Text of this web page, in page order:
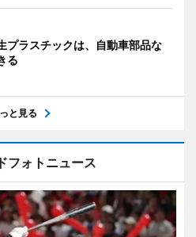
プラスチックは、自動車部品な
る
と見る
フォトニュース